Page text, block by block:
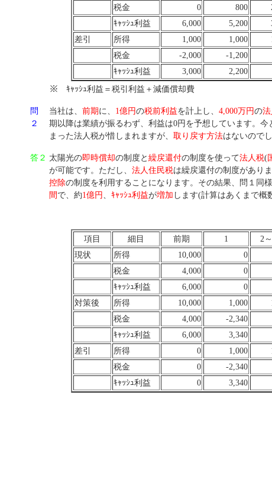
税金
0 800
ｷｬｯｼｭ利益
6,000 5,200
差引
所得 1,000 1,000
税金
-2,000 -1,200
ｷｬｯｼｭ利益
3,000 2,200
※ ｷｬｯｼｭ利益＝税引利益＋減価償却費
問
２
当社は、 前期 に、 1億円の税前利益を計上し、 4,000万円の
期以降は業績が振るわず、利益は0円を予想しています。今
まった法人税が惜しまれますが、 取り戻す方法はないので
答２ 太陽光の即時償却の制度と 繰戻還付の制度を使って法人税(
が可能です。ただし、 法人住民税は繰戻還付の制度があり
控除の制度を利用することになります。その結果、問１同
間 で、約1億円 、 ｷｬｯｼｭ利益が増加 します(計算はあくまで概
項目 細目 前期 1 2
現状
所得 10,000 0
税金
4,000 0
ｷｬｯｼｭ利益
6,000 0
対策後
所得 10,000 1,000
税金
4,000 -2,340
ｷｬｯｼｭ利益
6,000 3,340
差引
所得 0 1,000
税金
0 -2,340
ｷｬｯｼｭ利益
0 3,340